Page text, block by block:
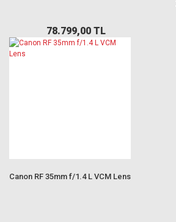
78.799,00 TL
Canon RF 35mm f/1.4 L VCM Lens